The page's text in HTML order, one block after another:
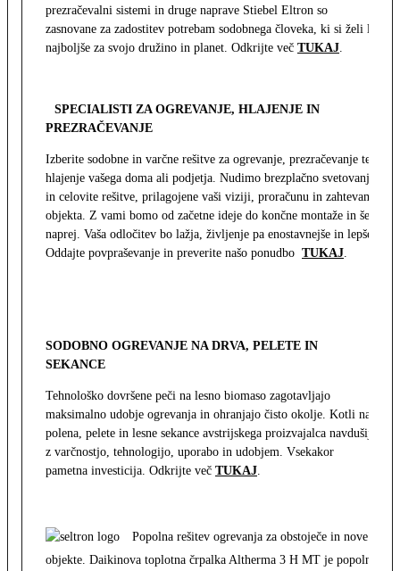
prezračevalni sistemi in druge naprave Stiebel Eltron so
zasnovane za zadostitev potrebam sodobnega človeka, ki si želi le
najboljše za svojo družino in planet. Odkrijte več TUKAJ.
SPECIALISTI ZA OGREVANJE, HLAJENJE IN
PREZRAČEVANJE
Izberite sodobne in varčne rešitve za ogrevanje, prezračevanje ter
hlajenje vašega doma ali podjetja. Nudimo brezplačno svetovanje
in celovite rešitve, prilagojene vaši viziji, proračunu in zahtevam
objekta. Z vami bomo od začetne ideje do končne montaže in še
naprej. Vaša odločitev bo lažja, življenje pa enostavnejše in lepše.
Oddajte povpraševanje in preverite našo ponudbo TUKAJ.
SODOBNO OGREVANJE NA DRVA, PELETE IN
SEKANCE
Tehnološko dovršene peči na lesno biomaso zagotavljajo
maksimalno udobje ogrevanja in ohranjajo čisto okolje. Kotli na
polena, pelete in lesne sekance avstrijskega proizvajalca navdušijo
z varčnostjo, tehnologijo, uporabo in udobjem. Vsekakor
pametna investicija. Odkrijte več TUKAJ.
Popolna rešitev ogrevanja za obstoječe in nove
objekte. Daikinova toplotna črpalka Altherma 3 H MT je popolna